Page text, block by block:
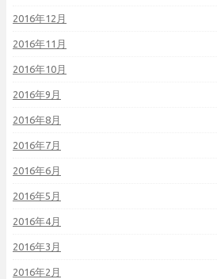
2016年12月
2016年11月
2016年10月
2016年9月
2016年8月
2016年7月
2016年6月
2016年5月
2016年4月
2016年3月
2016年2月